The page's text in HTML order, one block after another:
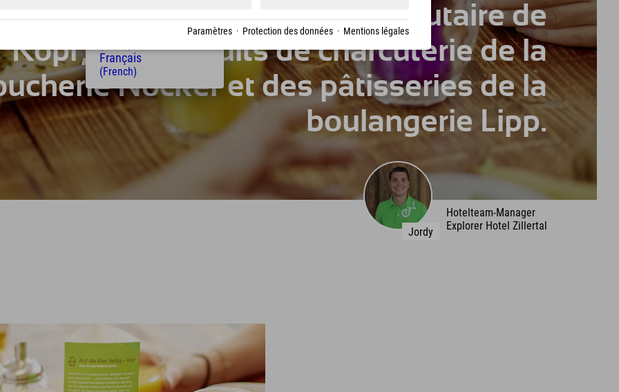
œufs de la ferme communautaire de
Köpf, des produits de charcuterie de la
Nocker et des pâtisseries de la
boulangerie Lipp.
Jordy
Hotelteam-Manager
Explorer Hotel Zillertal
Paramètres · Protection des données · Mentions légales
(Hungarian)
Français
(French)